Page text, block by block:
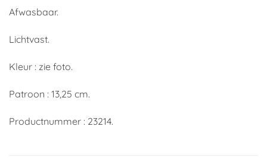
Afwasbaar.
Lichtvast.
Kleur : zie foto.
Patroon : 13,25 cm.
Productnummer : 23214.